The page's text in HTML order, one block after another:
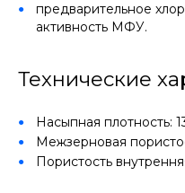
предварительное
активность МФУ.
Технические
Насыпная плотность:
Межзерновая
Пористость